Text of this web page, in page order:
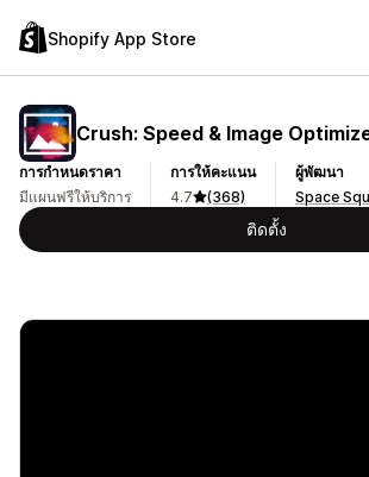
Shopify App Store
Crush: Speed & Image
การกำหนดราคา
มีแผนฟรีให้บริการ
การให้คะแนน
4.7
(368)
ผู้พัฒนา
Space
ติดตั้ง